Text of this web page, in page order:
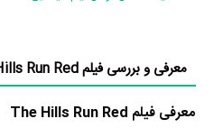
معرفی و بررسی فیلم The Hills Run Red:
معرفی فیلم The Hills Run Red